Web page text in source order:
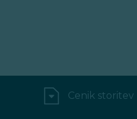
Cenik storitev